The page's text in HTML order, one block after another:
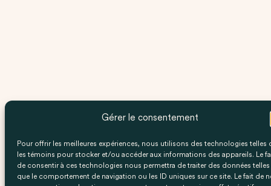
Gérer le consentement
Pour offrir les meilleures expériences, nous utilisons des technologies telles
les témoins pour stocker et/ou accéder aux informations des appareils. Le
de consentir à ces technologies nous permettra de traiter des données telles
que le comportement de navigation ou les ID uniques sur ce site. Le fait de